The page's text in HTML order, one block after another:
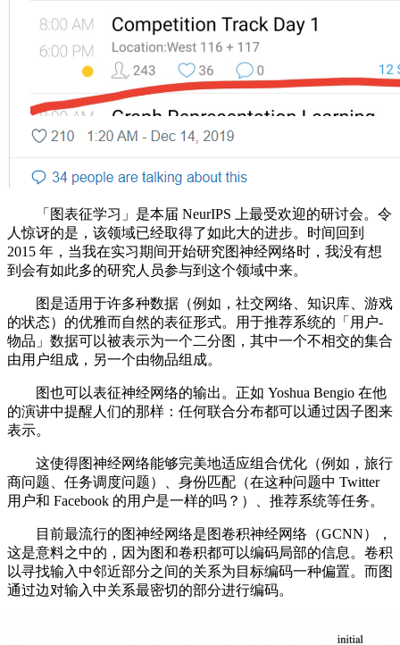
「图表征学习」是本届 NeurIPS 上最受欢迎的研讨会。令
人惊讶的是，该领域已经取得了如此大的进步。时间回到
2015 年，当我在实习期间开始研究图神经网络时，我没有想
到会有如此多的研究人员参与到这个领域中来。
图是适用于许多种数据（例如，社交网络、知识库、游戏
的状态）的优雅而自然的表征形式。用于推荐系统的「用户-
物品」数据可以被表示为一个二分图，其中一个不相交的集合
由用户组成，另一个由物品组成。
图也可以表征神经网络的输出。正如 Yoshua Bengio 在他
的演讲中提醒人们的那样：任何联合分布都可以通过因子图来
表示。
这使得图神经网络能够完美地适应组合优化（例如，旅行
商问题、任务调度问题）、身份匹配（在这种问题中 Twitter
用户和 Facebook 的用户是一样的吗？）、推荐系统等任务。
目前最流行的图神经网络是图卷积神经网络（GCNN），
这是意料之中的，因为图和卷积都可以编码局部的信息。卷积
以寻找输入中邻近部分之间的关系为目标编码一种偏置。而图
通过边对输入中关系最密切的部分进行编码。